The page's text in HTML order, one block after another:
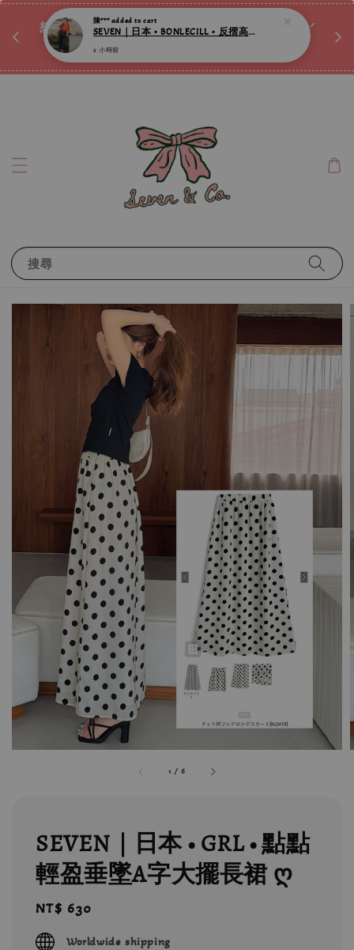
想訂製屬於自己的『水晶手鍊』嗎ꕀ♡ 私訊我們.ᐟ.ᐟ
📣Instagram 這邊按下去
搜尋
1 /6
SEVEN｜日本 • GRL • 點點
輕盈垂墜A字大擺長裙 ღ
Regular
price
NT$ 630
Worldwide shipping
陳***added to cart
SEVEN｜日本 • BONLECILL • 反摺高腰丹寧修身牛仔褲 ღ
2 小時前